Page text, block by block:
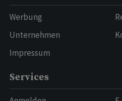
Werbung
Unternehmen
Impressum
Services